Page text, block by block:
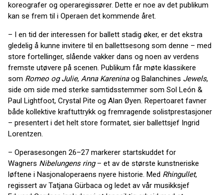
koreografer og operaregissører. Dette er noe av det publikum
kan se frem til i Operaen det kommende året.
– I en tid der interessen for ballett stadig øker, er det ekstra
gledelig å kunne invitere til en ballettsesong som denne – med
store fortellinger, slående vakker dans og noen av verdens
fremste utøvere på scenen. Publikum får møte klassikere
som Romeo og Julie, Anna Kareninaog Balanchines Jewels,
side om side med sterke samtidsstemmer som Sol León &
Paul Lightfoot, Crystal Pite og Alan Øyen. Repertoaret favner
både kollektive kraftuttrykk og fremragende solistprestasjoner
– presentert i det helt store formatet, sier ballettsjef Ingrid
Lorentzen.
– Operasesongen 26–27 markerer startskuddet for
Wagners Nibelungens ring– et av de største kunstneriske
løftene i Nasjonaloperaens nyere historie. Med Rhingullet,
regissert av Tatjana Gürbaca og ledet av vår musikksjef